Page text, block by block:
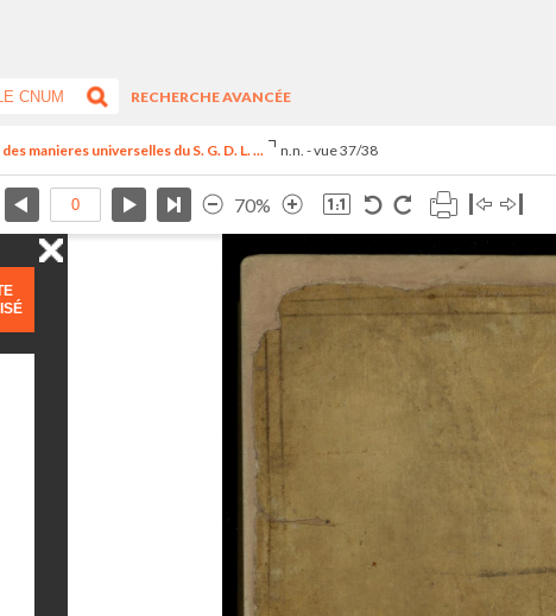
RECHERCHE AVANCÉE
manieres universelles du S. G. D. L. ... n.n. - vue 37/38
70%